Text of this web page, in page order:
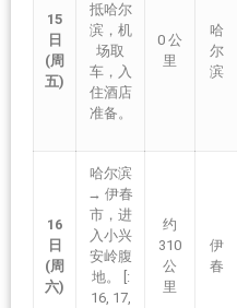
15
日
(周
五)
抵哈尔
滨，机
场取
车，入
住酒店
准备。
0 公
里
哈
尔
滨
16
日
(周
六)
哈尔滨
→ 伊春
市，进
入小兴
安岭腹
地。 [:
16, 17,
约
310
公
里
伊
春